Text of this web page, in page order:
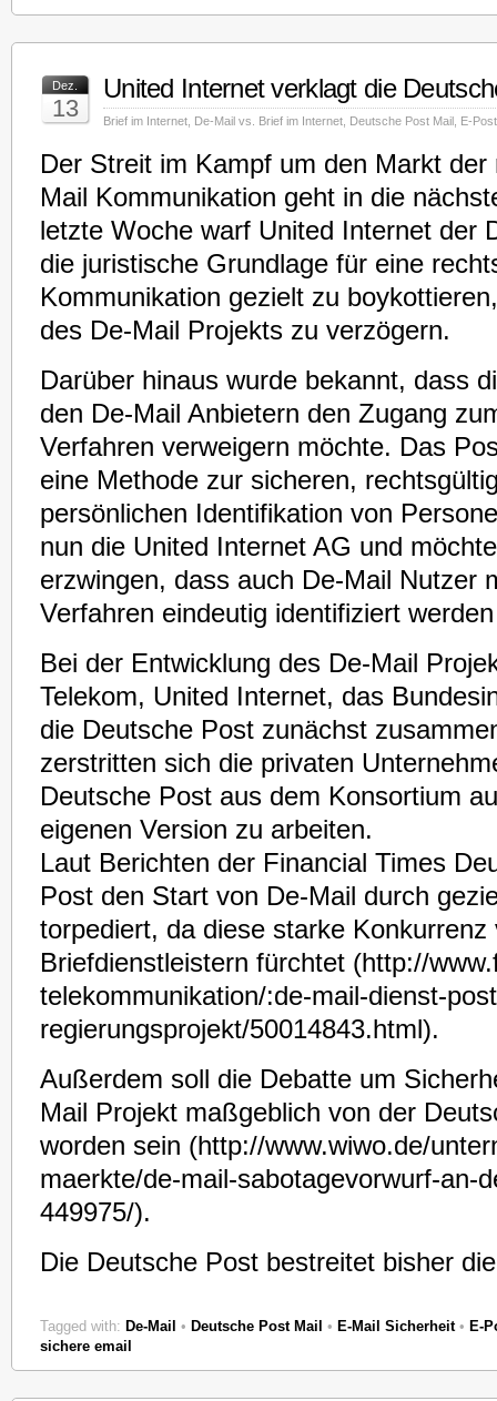
Dez.
13
United Internet verklagt die
Brief im Internet De-Mail vs. Brief im Internet Deutsche Post Mail E-
Der Streit im Kampf um den Markt
Mail Kommunikation geht in die
letzte Woche warf United Internet der
die juristische Grundlage für eine
Kommunikation gezielt zu
des De-Mail Projekts zu verzögern.
Darüber hinaus wurde bekannt, dass
den De-Mail Anbietern den Zugang
Verfahren verweigern möchte. Das
eine Methode zur sicheren,
persönlichen Identifikation von
nun die United Internet AG und
erzwingen, dass auch De-Mail Nutzer
Verfahren eindeutig identifiziert
Bei der Entwicklung des De-Mail
Telekom, United Internet, das
die Deutsche Post zunächst
zerstritten sich die privaten
Deutsche Post aus dem Konsortium
eigenen Version zu arbeiten.
Laut Berichten der Financial Times
Post den Start von De-Mail durch
torpediert, da diese starke Konkurrenz
Briefdienstleistern fürchtet (http://
telekommunikation/:de-mail-dienst-
regierungsprojekt/50014843.html).
Außerdem soll die Debatte um
Mail Projekt maßgeblich von der
worden sein (http://www.wiwo.de/
maerkte/de-mail-sabotagevorwurf-an-
449975/).
Die Deutsche Post bestreitet bisher
Tagged with: De-Mail • Deutsche Post Mail • E-Mail Sicherheit• E-
sichere email